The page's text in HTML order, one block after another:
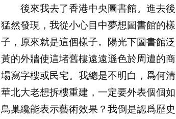
後來我去了香港中央圖書館。進去後
猛然發現，我從小心目中夢想圖書館的樣
子，原來就是這個樣子。陽光下圖書館泛
黃的外牆使這堵舊樓遠遠遜色於周遭的商
場寫字樓或民宅。我總是不明白，爲何清
華北大老想拆樓重建，一定要外表個個如
鳥巢纔能表示藝術效果？我倒是認爲歷史